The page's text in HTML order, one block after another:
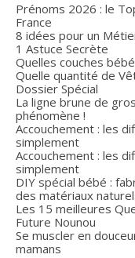
Prénoms 2026 : le
France
8 idées pour un
1 Astuce Secrète
Quelles couches
Quelle quantité de
Dossier Spécial
La ligne brune de
phénomène !
Accouchement : les
simplement
Accouchement : les
simplement
DIY spécial bébé :
des matériaux
Les 15 meilleures
Future Nounou
Se muscler en
mamans